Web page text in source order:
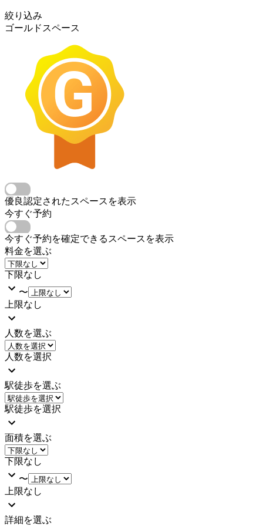
絞り込み
ゴールドスペース
優良認定されたスペースを表示
今すぐ予約
今すぐ予約を確定できるスペースを表示
料金を選ぶ
下限なし
〜
上限なし
人数を選ぶ
人数を選択
駅徒歩を選ぶ
駅徒歩を選択
面積を選ぶ
下限なし
〜
上限なし
詳細を選ぶ